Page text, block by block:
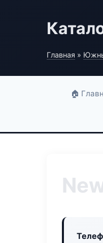
Главная »
🏠